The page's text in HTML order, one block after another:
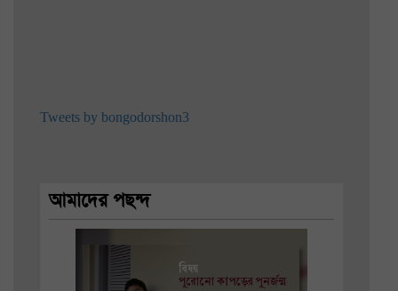
Tweets by bongodorshon3
আমাদের পছন্দ